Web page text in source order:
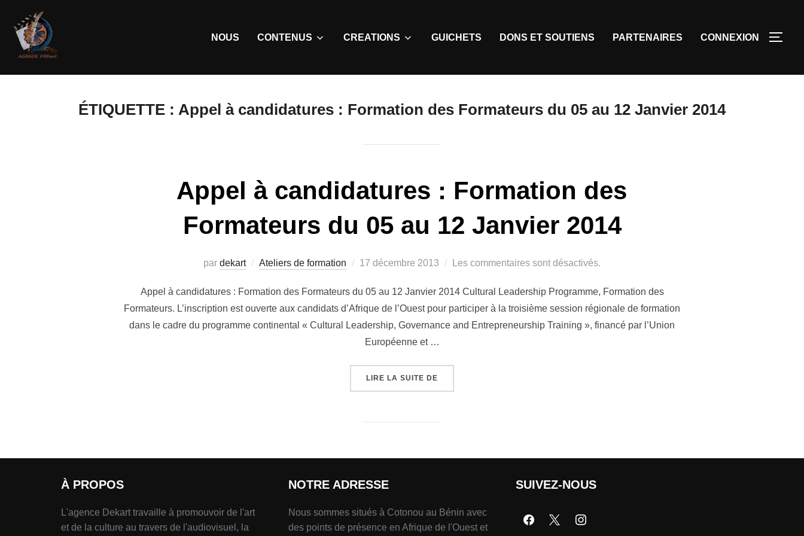
NOUS CONTENUS CREATIONS GUICHETS DONS ET SOUTIENS PARTENAIRES CONNEXION
ÉTIQUETTE : Appel à candidatures : Formation des Formateurs du 05 au 12 Janvier 2014
Appel à candidatures : Formation des
Formateurs du 05 au 12 Janvier 2014
par dekart Ateliers de formation 17 décembre 2013 Les commentaires sont désactivés.
Appel à candidatures : Formation des Formateurs du 05 au 12 Janvier 2014 Cultural Leadership Programme, Formation des
Formateurs. L’inscription est ouverte aux candidats d’Afrique de l’Ouest pour participer à la troisième session régionale de formation
dans le cadre du programme continental « Cultural Leadership, Governance and Entrepreneurship Training », financé par l’Union
Européenne et …
LIRE LA SUITE DE
À PROPOS
L'agence Dekart travaille à promouvoir de l'art
et de la culture au travers de l'audiovisuel, la
NOTRE ADRESSE
Nous sommes situés à Cotonou au Bénin avec
des points de présence en Afrique de l'Ouest et
SUIVEZ-NOUS